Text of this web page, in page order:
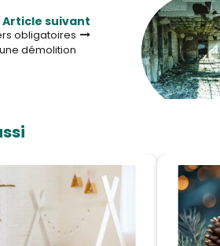
Article suivant
obligatoires
démolition